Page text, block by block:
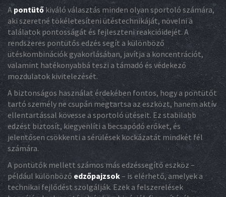
Apontütőkiváló választás minden olyan sportoló számára,
aki szeretné tökéletesíteni ütéstechnikáját, növelni a
találatok pontosságát és fejleszteni reakcióidejét. A
rendszeres pontütős edzés segít a különböző
ütéskombinációk gyakorlásában, javítja a koncentrációt,
valamint hatékonyabbá teszi a támadó és védekező
mozdulatok kivitelezését.
A biztonságos használat érdekében fontos, hogy a pontütőt
tartó személy ne csupán megtartsa az eszközt, hanem aktív
ellentartással kövesse a sportoló ütéseit. Ez stabilabb
edzést biztosít, kiegyenlíti a becsapódó erőket, és
jelentősen csökkenti a sérülések kockázatát mindkét fél
számára.
A pontütők mellett számos más edzéssegítő eszköz –
például különböző edzőpajzsok– is elérhető, amelyek a
technikai fejlődést szolgálják. Ezek a felszerelések